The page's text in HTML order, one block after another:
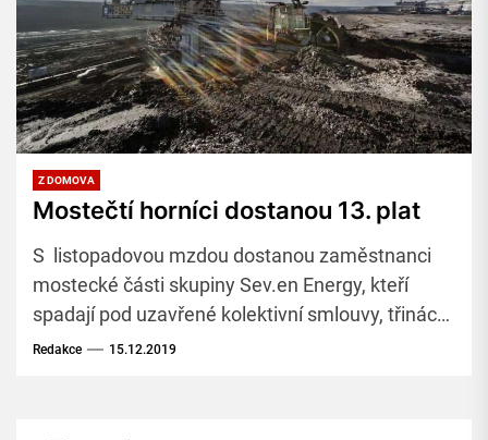
Z DOMOVA
Mostečtí horníci dostanou 13. plat
S listopadovou mzdou dostanou zaměstnanci
mostecké části skupiny Sev.en Energy, kteří
spadají pod uzavřené kolektivní smlouvy, třináctý
plat. Na výplatu bylo vyčleněno více než 65
Redakce 15.12.2019